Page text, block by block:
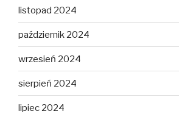
listopad 2024
październik 2024
wrzesień 2024
sierpień 2024
lipiec 2024